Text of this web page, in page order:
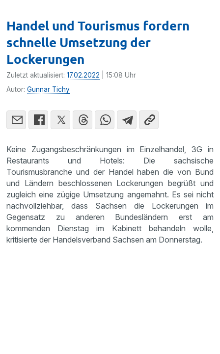
Handel und Tourismus fordern
schnelle Umsetzung der
Lockerungen
Zuletzt aktualisiert:17.02.2022 | 15:08 Uhr
Autor:Gunnar Tichy
Keine Zugangsbeschränkungen im Einzelhandel, 3G in
Restaurants und Hotels: Die sächsische
Tourismusbranche und der Handel haben die von Bund
und Ländern beschlossenen Lockerungen begrüßt und
zugleich eine zügige Umsetzung angemahnt. Es sei nicht
nachvollziehbar, dass Sachsen die Lockerungen im
Gegensatz zu anderen Bundesländern erst am
kommenden Dienstag im Kabinett behandeln wolle,
kritisierte der Handelsverband Sachsen am Donnerstag.